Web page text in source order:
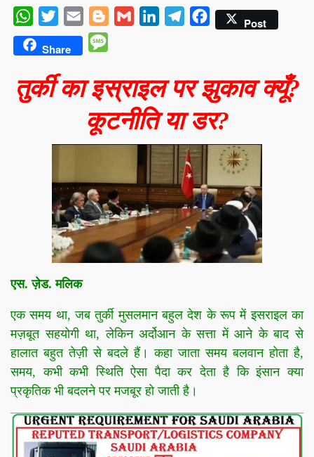
WhatsApp
Twitter Email BloggerGmail LinkedInTelegramFacebookPost
Share
तुर्की का इस्राइल पर झुकाव क्यूँ?
कूटनीति या डर?
एस. ज़ेड. मलिक
एक समय था, जब तुर्की मुसलमान बहुल देश के रूप में इसराइल का
मज़बूत सहयोगी था, लेकिन अर्दोआन के सत्ता में आने के बाद से
हालात बहुत तेज़ी से बदले हैं। कहा जाता समय बलवान होता है,
समय, कभी कभी स्थिति ऐसा पैदा कर देता है कि इंसान क्या
प्रकृतिक भी बदलने पर मजबूर हो जाती है।